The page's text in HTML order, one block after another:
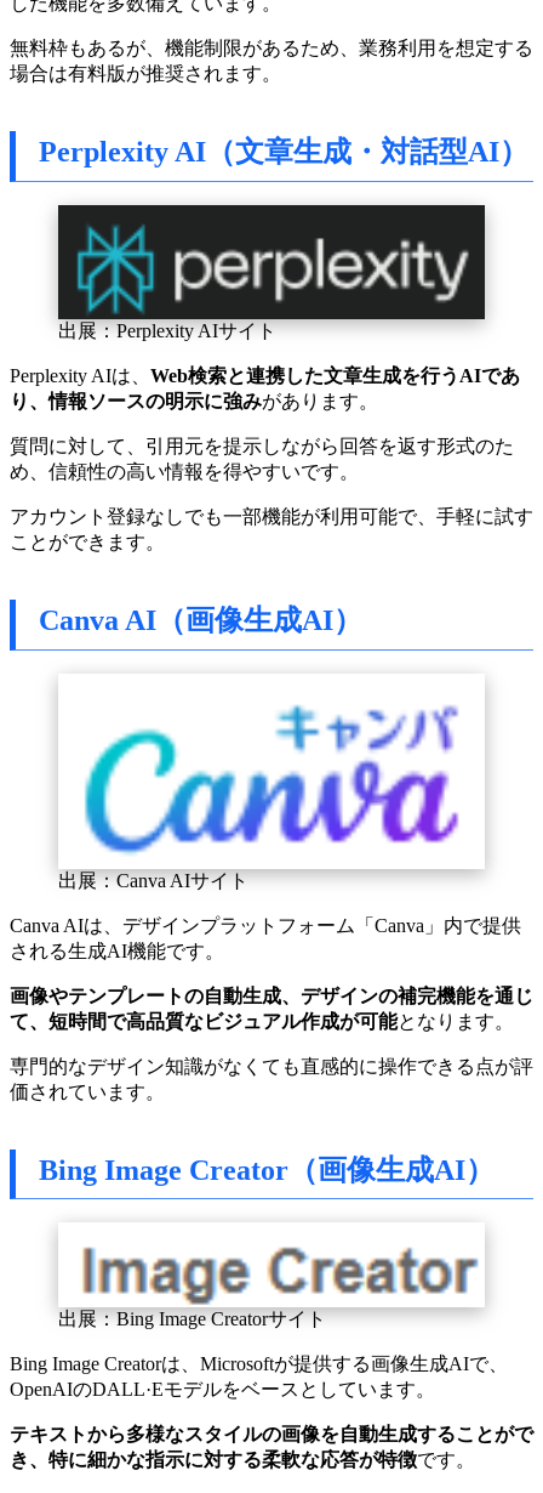
無料枠もあるが、機能制限があるため、業務利用を想定する
場合は有料版が推奨されます。
Perplexity AI（文章生成・対話型AI）
出展：Perplexity AIサイト
Perplexity AIは、 Web検索と連携した文章生成を行うAIであ
り、情報ソースの明示に強みがあります。
質問に対して、引用元を提示しながら回答を返す形式のた
め、信頼性の高い情報を得やすいです。
アカウント登録なしでも一部機能が利用可能で、手軽に試す
ことができます。
Canva AI（画像生成AI）
出展：Canva AIサイト
Canva AIは、デザインプラットフォーム「Canva」内で提供
される生成AI機能です。
画像やテンプレートの自動生成、デザインの補完機能を通じ
て、短時間で高品質なビジュアル作成が可能となります。
専門的なデザイン知識がなくても直感的に操作できる点が評
価されています。
Bing Image Creator（画像生成AI）
出展：Bing Image Creatorサイト
Bing Image Creatorは、Microsoftが提供する画像生成AIで、
OpenAIのDALL·Eモデルをベースとしています。
テキストから多様なスタイルの画像を自動生成することがで
き、特に細かな指示に対する柔軟な応答が特徴です。